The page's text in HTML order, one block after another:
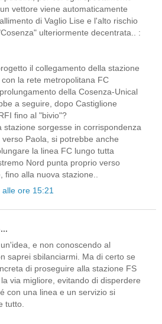
vettore viene automaticamente
di Vaglio Lise e l'alto rischio
ulteriormente decentrata.. :
il collegamento della stazione
la rete metropolitana FC
della Cosenza-Unical
a seguire, dopo Castiglione
fino al "bivio"?
stazione sorgesse in corrispondenza
Paola, si potrebbe anche
la linea FC lungo tutta
Nord punta proprio verso
fino alla nuova stazione..
alle ore 15:21
e non conoscendo al
saprei sbilanciarmi. Ma di certo se
di proseguire alla stazione FS
via migliore, evitando di disperdere
con una linea e un servizio si
tutto.